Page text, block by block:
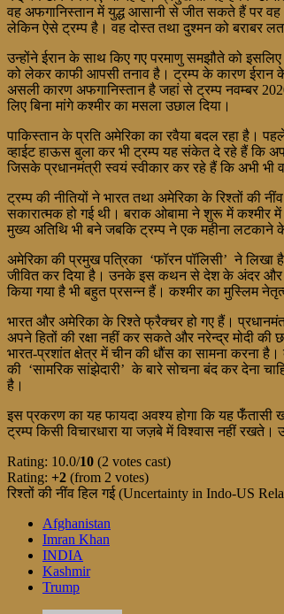
वह अफगानिस्तान में युद्ध आसानी से जीत सकते हैं पर वह
लेकिन ऐसे ट्रम्प है। वह दोस्त तथा दुश्मन को बराबर
उन्होंने ईरान के साथ किए गए परमाणु समझौते को इसलिए
को लेकर काफी आपसी तनाव है। ट्रम्प के कारण ईरान
असली कारण अफगानिस्तान है जहां से ट्रम्प नवम्बर
लिए बिना मांगे कश्मीर का मसला उछाल दिया।
पाकिस्तान के प्रति अमेरिका का रवैया बदल रहा है।
व्हाईट हाऊस बुला कर भी ट्रम्प यह संकेत दे रहे हैं कि
जिसके प्रधानमंत्री स्वयं स्वीकार कर रहे हैं कि अभी
ट्रम्प की नीतियों ने भारत तथा अमेरिका के रिश्तों
सकारात्मक हो गई थी। बराक ओबामा ने शुरू में कश्मीर
मुख्य अतिथि भी बने जबकि ट्रम्प ने एक महीना लटकाने के
अमेरिका की प्रमुख पत्रिका ‘फॉरन पॉलिसी’ ने लिखा
जीवित कर दिया है। उनके इस कथन से देश के अंदर और
किया गया है भी बहुत प्रसन्न हैं। कश्मीर का मुस्लिम
भारत और अमेरिका के रिश्ते फ्रैक्चर हो गए हैं।
अपने हितों की रक्षा नहीं कर सकते और नरेन्द्र मोदी की
भारत-प्रशांत क्षेत्र में चीन की धौंस का सामना करना
की ‘सामरिक सांझेदारी’ के बारे सोचना बंद कर देना
है।
इस प्रकरण का यह फायदा अवश्य होगा कि यह फॅँतासी
ट्रम्प किसी विचारधारा या जज़बे में विश्वास नहीं
Rating: 10.0/10 (2 votes cast)
Rating: +2 (from 2 votes)
रिश्तों की नींव हिल गई (Uncertainty in Indo-US
Afghanistan
Imran Khan
INDIA
Kashmir
Trump